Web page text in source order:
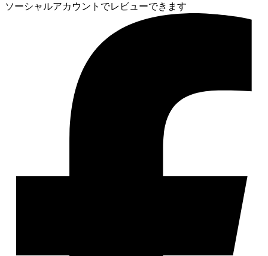
ソーシャルアカウントでレビューできます